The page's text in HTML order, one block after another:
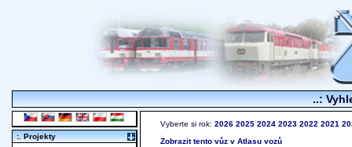
..:
Vyberte si rok: 2026 2025 2024 2023 2022 2021
Zobrazit tento vůz v Atlasu vozů
:. Projekty